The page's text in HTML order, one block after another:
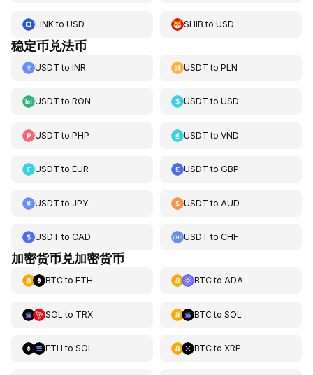
LINKto USD SHIB toUSD
稳定币兑法币
USDT to INR USDT toPLN
USDT to RON USDT toUSD
USDT to PHP USDT toVND
USDT to EUR USDT toGBP
USDT to JPY USDT to AUD
USDT to CAD USDT toCHF
加密货币兑加密货币
BTCto ETH BTCto ADA
SOL to TRX BTCto SOL
ETH to SOL BTCto XRP